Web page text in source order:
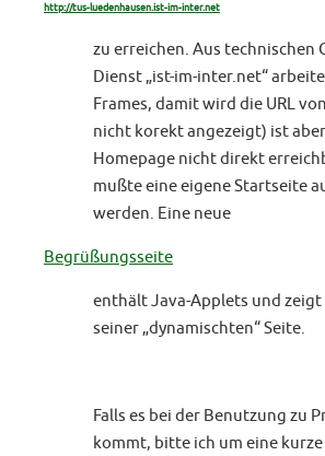
http://tus-luedenhausen.ist-im-inter.net
zu erreichen. Aus technischen
Dienst „ist-im-inter.net“
Frames, damit wird die URL
nicht korekt angezeigt) ist aber
Homepage nicht direkt
mußte eine eigene Startseite
werden. Eine neue
Begrüßungsseite
enthält Java-Applets und zeigt
seiner „dynamischten“ Seite.
Falls es bei der Benutzung zu
kommt, bitte ich um eine kurze